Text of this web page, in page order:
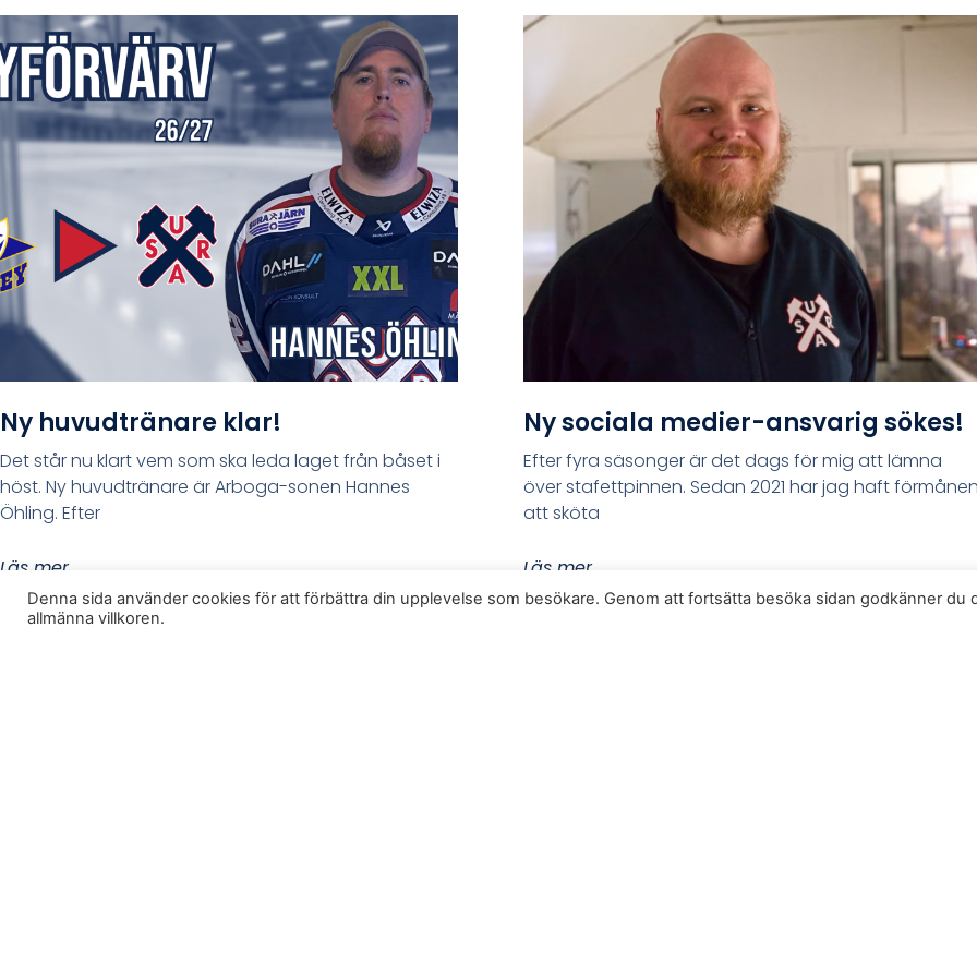
Ny huvudtränare klar!
Det står nu klart vem som ska leda laget från båset i
höst. Ny huvudtränare är Arboga-sonen Hannes
Öhling. Efter
Läs mer
Ny sociala medier-ansvarig sökes!
Efter fyra säsonger är det dags för mig att lämna
över stafettpinnen. Sedan 2021 har jag haft
att sköta
Läs mer
Denna sida använder cookies för att förbättra din upplevelse som besökare. Genom att fortsätta besöka sidan godkänner du
allmänna villkoren.